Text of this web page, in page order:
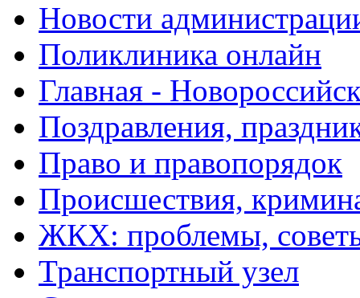
Новости
Поликлиника онлайн
Главная -
Поздравления,
Право и правопорядок
Происшествия,
ЖКХ: проблемы,
Транспортный узел